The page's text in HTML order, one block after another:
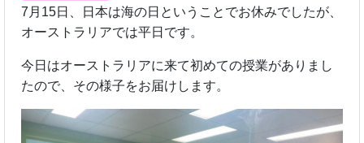
7月15日、日本は海の日ということでお休みでしたが、
オーストラリアでは平日です。
今日はオーストラリアに来て初めての授業がありまし
たので、その様子をお届けします。